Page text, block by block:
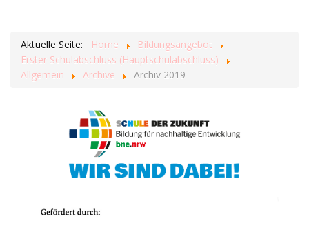
Aktuelle Seite: Home
Bildungsangebot
Erster Schulabschluss (Hauptschulabschluss)
Allgemein
Archive Archiv 2019